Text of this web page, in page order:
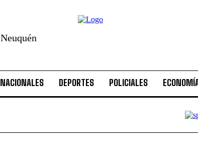
Neuquén
NACIONALES DEPORTES POLICIALES